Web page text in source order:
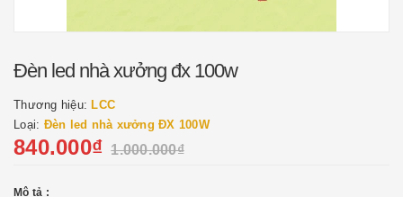
Đèn led nhà xưởng đx 100w
Thương hiệu: LCC
Loại: Đèn led nhà xưởng ĐX 100W
840.000₫ 1.000.000₫
Mô tả :